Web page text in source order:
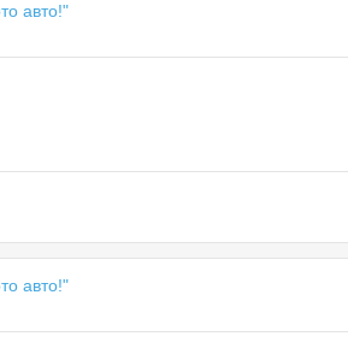
авто!"
авто!"